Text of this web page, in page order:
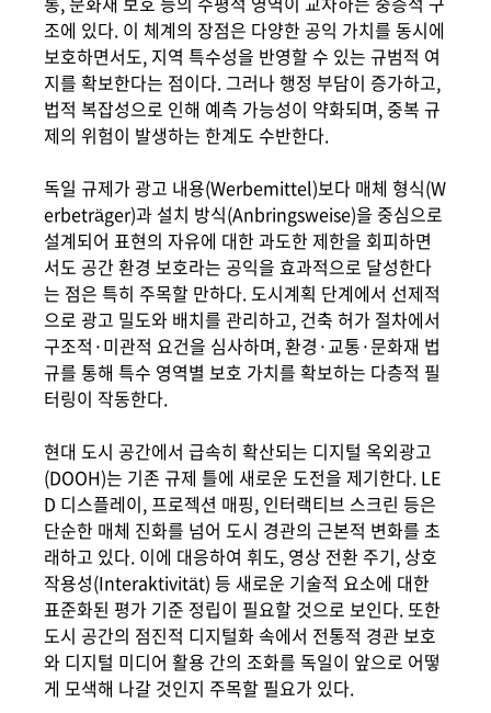
조에 있다. 이 체계의 장점은 다양한 공익 가치를 동시에
보호하면서도, 지역 특수성을 반영할 수 있는 규범적 여
지를 확보한다는 점이다. 그러나 행정 부담이 증가하고,
법적 복잡성으로 인해 예측 가능성이 약화되며, 중복 규
제의 위험이 발생하는 한계도 수반한다.
독일 규제가 광고 내용(Werbemittel)보다 매체 형식(W
erbeträger)과 설치 방식(Anbringsweise)을 중심으로
설계되어 표현의 자유에 대한 과도한 제한을 회피하면
서도 공간 환경 보호라는 공익을 효과적으로 달성한다
는 점은 특히 주목할 만하다. 도시계획 단계에서 선제적
으로 광고 밀도와 배치를 관리하고, 건축 허가 절차에서
구조적·미관적 요건을 심사하며, 환경·교통·문화재 법
규를 통해 특수 영역별 보호 가치를 확보하는 다층적 필
터링이 작동한다.
현대 도시 공간에서 급속히 확산되는 디지털 옥외광고
(DOOH)는 기존 규제 틀에 새로운 도전을 제기한다. LE
D 디스플레이, 프로젝션 매핑, 인터랙티브 스크린 등은
단순한 매체 진화를 넘어 도시 경관의 근본적 변화를 초
래하고 있다. 이에 대응하여 휘도, 영상 전환 주기, 상호
작용성(Interaktivität) 등 새로운 기술적 요소에 대한
표준화된 평가 기준 정립이 필요할 것으로 보인다. 또한
도시 공간의 점진적 디지털화 속에서 전통적 경관 보호
와 디지털 미디어 활용 간의 조화를 독일이 앞으로 어떻
게 모색해 나갈 것인지 주목할 필요가 있다.